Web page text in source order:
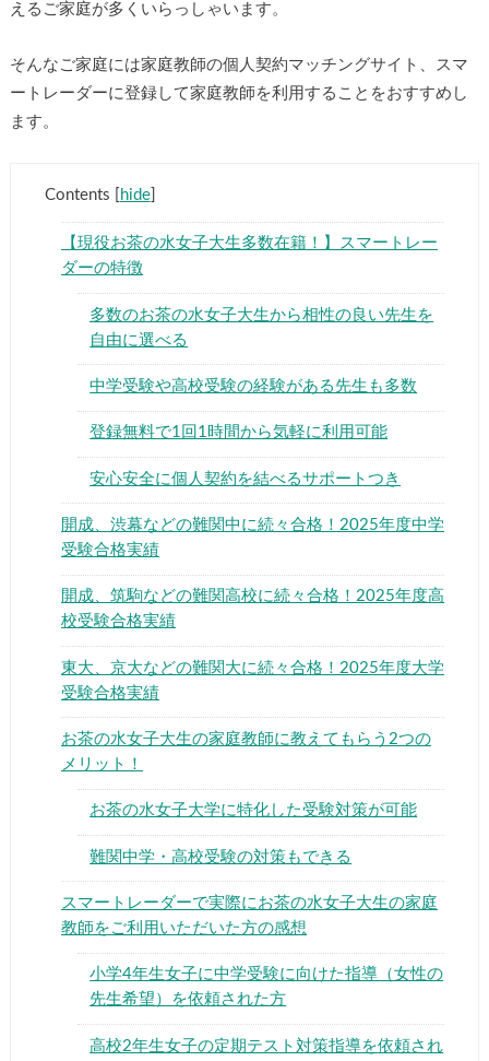
えるご家庭が多くいらっしゃいます。
そんなご家庭には家庭教師の個人契約マッチングサイト、スマ
ートレーダーに登録して家庭教師を利用することをおすすめし
ます。
Contents hide]
【現役お茶の水女子大生多数在籍！】スマートレー
ダーの特徴
多数のお茶の水女子大生から相性の良い先生を
自由に選べる
中学受験や高校受験の経験がある先生も多数
登録無料で1回1時間から気軽に利用可能
安心安全に個人契約を結べるサポートつき
開成、渋幕などの難関中に続々合格！2025年度中学
受験合格実績
開成、筑駒などの難関高校に続々合格！2025年度高
校受験合格実績
東大、京大などの難関大に続々合格！2025年度大学
受験合格実績
お茶の水女子大生の家庭教師に教えてもらう2つの
メリット！
お茶の水女子大学に特化した受験対策が可能
難関中学・高校受験の対策もできる
スマートレーダーで実際にお茶の水女子大生の家庭
教師をご利用いただいた方の感想
小学4年生女子に中学受験に向けた指導（女性の
先生希望）を依頼された方
高校2年生女子の定期テスト対策指導を依頼され